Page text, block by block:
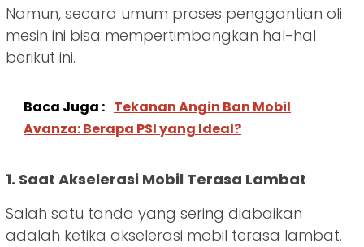
Namun, secara umum proses penggantian oli
mesin ini bisa mempertimbangkan hal-hal
berikut ini.
Baca Juga : Tekanan Angin Ban Mobil
Avanza: Berapa PSI yang Ideal?
1. Saat Akselerasi Mobil Terasa Lambat
Salah satu tanda yang sering diabaikan
adalah ketika akselerasi mobil terasa lambat.